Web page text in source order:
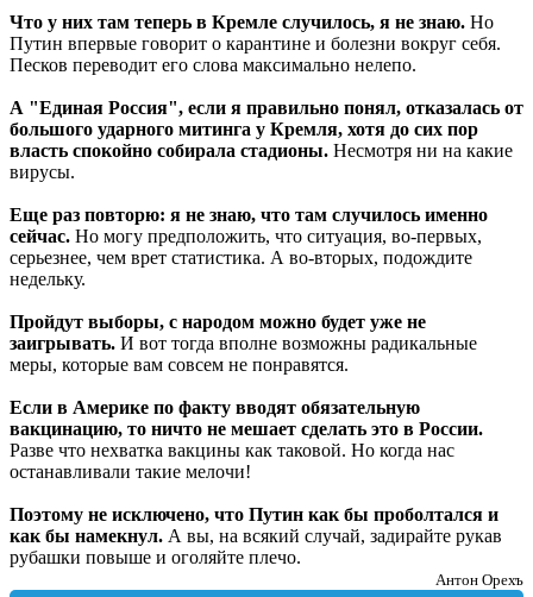
Что у них там теперь в Кремле случилось, я не знаю. Но
Путин впервые говорит о карантине и болезни вокруг себя.
Песков переводит его слова максимально нелепо.
А "Единая Россия", если я правильно понял, отказалась от
большого ударного митинга у Кремля, хотя до сих пор
власть спокойно собирала стадионы. Несмотря ни на какие
вирусы.
Еще раз повторю: я не знаю, что там случилось именно
сейчас. Но могу предположить, что ситуация, во-первых,
серьезнее, чем врет статистика. А во-вторых, подождите
недельку.
Пройдут выборы, с народом можно будет уже не
заигрывать. И вот тогда вполне возможны радикальные
меры, которые вам совсем не понравятся.
Если в Америке по факту вводят обязательную
вакцинацию, то ничто не мешает сделать это в России.
Разве что нехватка вакцины как таковой. Но когда нас
останавливали такие мелочи!
Поэтому не исключено, что Путин как бы проболтался и
как бы намекнул. А вы, на всякий случай, задирайте рукав
рубашки повыше и оголяйте плечо.
Антон Орехъ